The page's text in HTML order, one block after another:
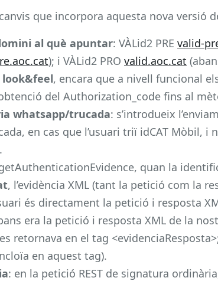
que incorpora aquesta nova versió
al què apuntar: VÀLid2 PRE valid-
); i VÀLid2 PRO valid.aoc.cat
, encara que a nivell funcional
del Authorization_code fins al
whatsapp/trucada: s’introdueix
en cas que l’usuari triï idCAT Mòbil, i
quan la
, l’evidència XML (tant la petició com la
és directament la petició i resposta
era la petició i resposta XML de la
es retornava en el tag
en aquest tag).
: en la petició REST de signatura